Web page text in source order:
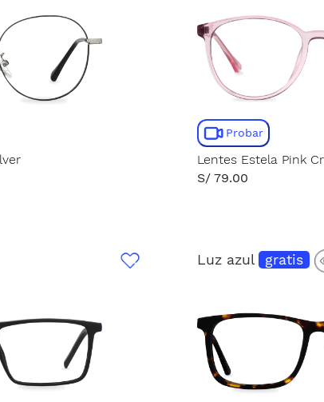
Probar
Lentes Estela Pink
S/ 79.00
Luz azul gratis